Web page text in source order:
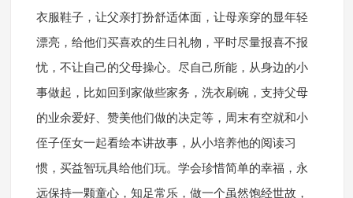
衣服鞋子，让父亲打扮舒适体面，让母亲穿的显年轻
漂亮，给他们买喜欢的生日礼物，平时尽量报喜不报
忧，不让自己的父母操心。尽自己所能，从身边的小
事做起，比如回到家做些家务，洗衣刷碗，支持父母
的业余爱好、赞美他们做的决定等，周末有空就和小
侄子侄女一起看绘本讲故事，从小培养他的阅读习
惯，买益智玩具给他们玩。学会珍惜简单的幸福，永
远保持一颗童心，知足常乐，做一个虽然饱经世故，